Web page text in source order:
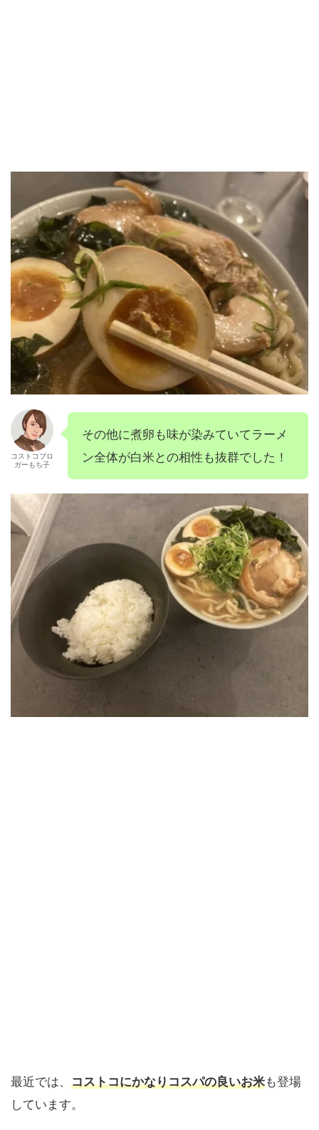
コストコブロ
ガーもち子
その他に煮卵も味が染みていてラーメ
ン全体が白米との相性も抜群でした！
最近では、 コストコにかなりコスパの良いお米も登場
しています。